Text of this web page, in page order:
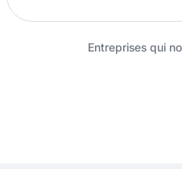
Entreprises qui